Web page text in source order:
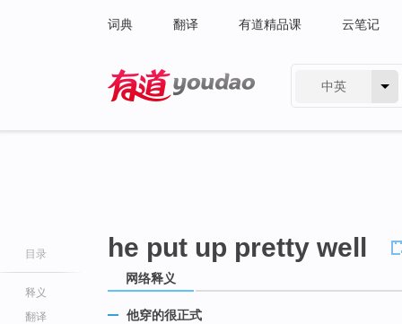
词典 翻译 有道精品课 云笔记
中英
目录
释义
翻译
he put up pretty well
网络释义
他穿的很正式